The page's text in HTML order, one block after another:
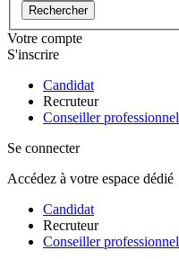
Rechercher
Votre compte
S'inscrire
Candidat
Recruteur
Conseiller professionnel
Se connecter
Accédez à votre espace dédié
Candidat
Recruteur
Conseiller professionnel